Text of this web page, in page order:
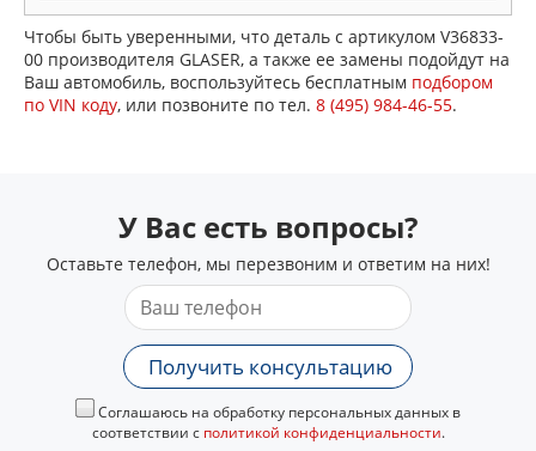
Чтобы быть уверенными, что деталь с артикулом V36833-
00 производителя GLASER, а также ее замены подойдут на
Ваш автомобиль, воспользуйтесь бесплатным подбором
по VIN коду, или позвоните по тел. 8 (495) 984-46-55.
У Вас есть вопросы?
Оставьте телефон, мы перезвоним и ответим на них!
Получить консультацию
Соглашаюсь на обработку персональных данных в
соответствии с политикой конфиденциальности.